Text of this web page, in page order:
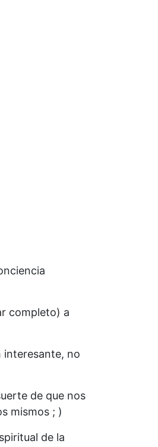
completo) a
interesante, no
de que nos
mismos ; )
de la